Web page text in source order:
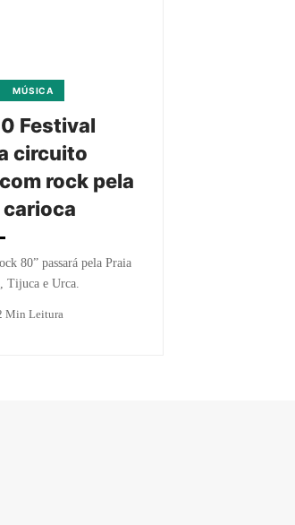
MÚSICA
Festival
circuito
rock pela
80” passará pela Praia
Tijuca e Urca.
Min Leitura